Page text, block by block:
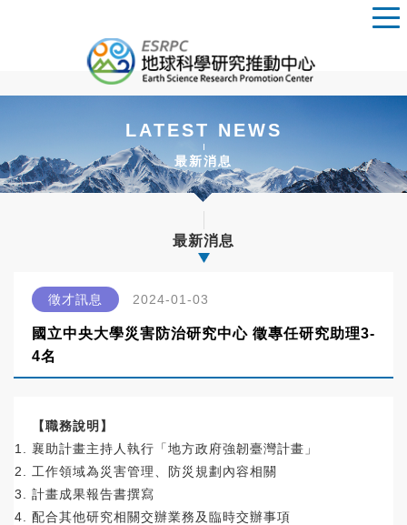
LATEST NEWS
最新消息
最新消息
徵才訊息 2024-01-03
國立中央大學災害防治研究中心 徵專任研究助理3-
4名
【職務說明】
襄助計畫主持人執行「地方政府強韌臺灣計畫」
工作領域為災害管理、防災規劃內容相關
計畫成果報告書撰寫
配合其他研究相關交辦業務及臨時交辦事項